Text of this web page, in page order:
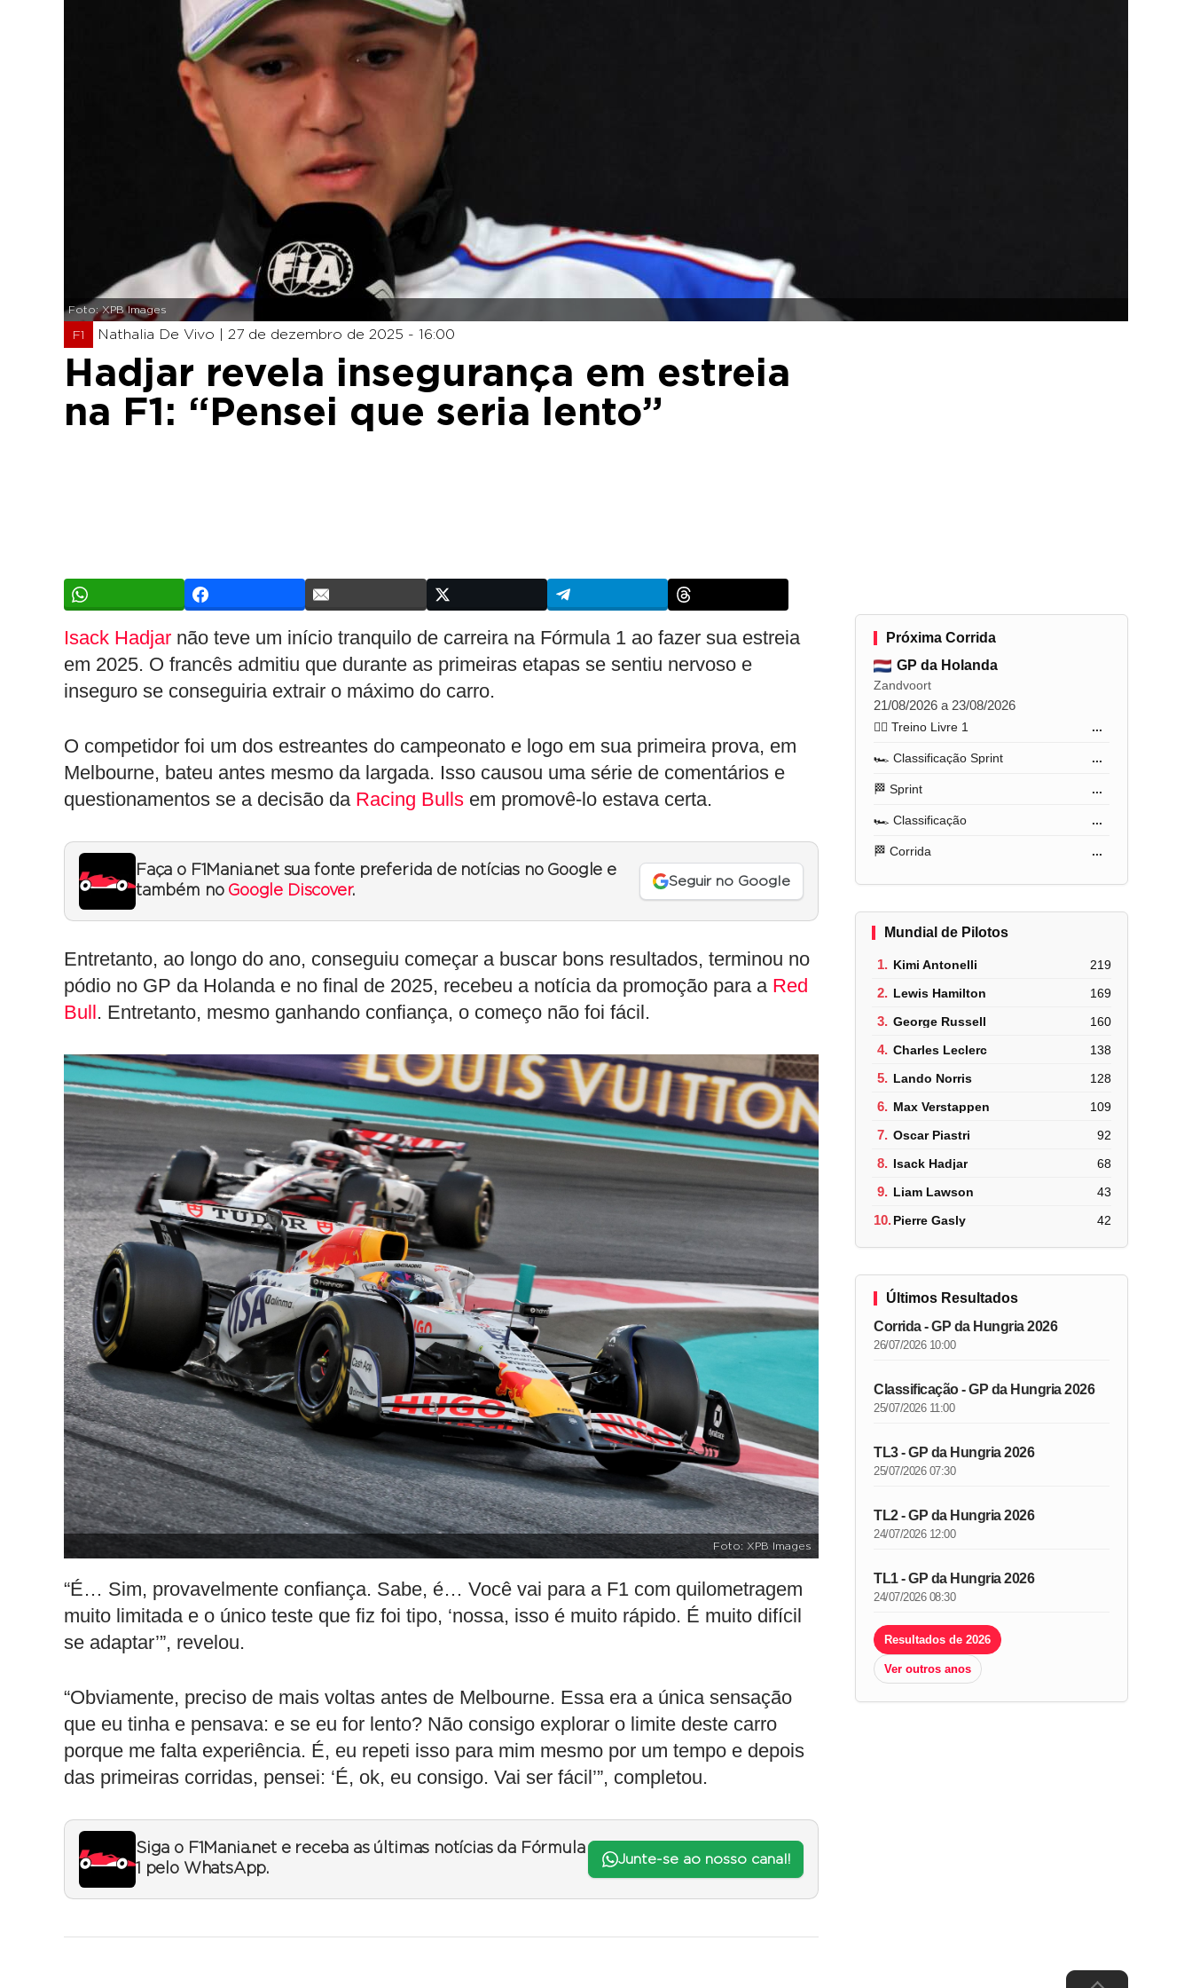
Foto: XPB Images
F1 Nathalia De Vivo | 27 de dezembro de 2025 - 16:00
Hadjar revela insegurança em estreia
na F1: “Pensei que seria lento”
Isack Hadjar não teve um início tranquilo de carreira na Fórmula 1 ao fazer sua estreia
em 2025. O francês admitiu que durante as primeiras etapas se sentiu nervoso e
inseguro se conseguiria extrair o máximo do carro.
O competidor foi um dos estreantes do campeonato e logo em sua primeira prova, em
Melbourne, bateu antes mesmo da largada. Isso causou uma série de comentários e
questionamentos se a decisão da Racing Bulls em promovê-lo estava certa.
Faça o F1Mania.net sua fonte preferida de notícias no Google e
também no Google Discover.
Seguir no Google
Entretanto, ao longo do ano, conseguiu começar a buscar bons resultados, terminou no
pódio no GP da Holanda e no final de 2025, recebeu a notícia da promoção para a Red
Bull. Entretanto, mesmo ganhando confiança, o começo não foi fácil.
Foto: XPB Images
“É… Sim, provavelmente confiança. Sabe, é… Você vai para a F1 com quilometragem
muito limitada e o único teste que fiz foi tipo, ‘nossa, isso é muito rápido. É muito difícil
se adaptar’”, revelou.
“Obviamente, preciso de mais voltas antes de Melbourne. Essa era a única sensação
que eu tinha e pensava: e se eu for lento? Não consigo explorar o limite deste carro
porque me falta experiência. É, eu repeti isso para mim mesmo por um tempo e depois
das primeiras corridas, pensei: ‘É, ok, eu consigo. Vai ser fácil’”, completou.
Siga o F1Mania.net e receba as últimas notícias da Fórmula
1 pelo WhatsApp.
Junte-se ao nosso canal!
Próxima Corrida
GP da Holanda
Zandvoort
21/08/2026 a 23/08/2026
🏋️‍♂️ Treino Livre 1 ...
🏎️ Classificação Sprint ...
🏁 Sprint ...
🏎️ Classificação ...
🏁 Corrida ...
Mundial de Pilotos
1. Kimi Antonelli 219
2. Lewis Hamilton 169
3. George Russell 160
4. Charles Leclerc 138
5. Lando Norris 128
6. Max Verstappen 109
7. Oscar Piastri 92
8. Isack Hadjar 68
9. Liam Lawson 43
10.Pierre Gasly 42
Últimos Resultados
Corrida - GP da Hungria 2026
26/07/2026 10:00
Classificação - GP da Hungria 2026
25/07/2026 11:00
TL3 - GP da Hungria 2026
25/07/2026 07:30
TL2 - GP da Hungria 2026
24/07/2026 12:00
TL1 - GP da Hungria 2026
24/07/2026 08:30
Resultados de 2026
Ver outros anos